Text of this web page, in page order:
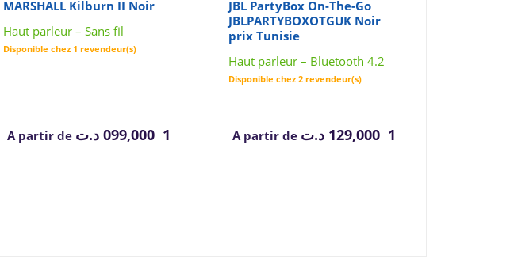
MARSHALL Kilburn II Noir
Haut parleur – Sans fil
Disponible chez 1 revendeur(s)
A partir de 1 099,000 د.ت
JBL PartyBox On-The-Go
JBLPARTYBOXOTGUK Noir
prix Tunisie
Haut parleur – Bluetooth 4.2
Disponible chez 2 revendeur(s)
A partir de 1 129,000 د.ت